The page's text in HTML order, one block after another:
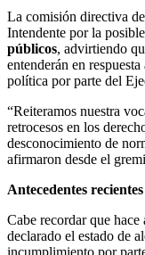
La comisión directiva
Intendente por la posible
públicos, advirtiendo
entenderán en
política por parte del
“Reiteramos nuestra
retrocesos en los
desconocimiento de
afirmaron desde el
Antecedentes recientes
Cabe recordar que
declarado el estado de
incumplimiento por